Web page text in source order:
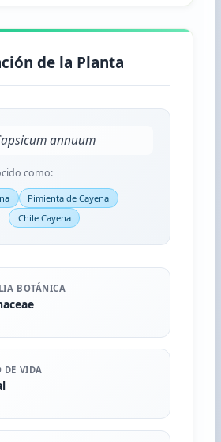
de la Planta
annuum
como:
Pimienta de Cayena
Chile Cayena
BOTÁNICA
DE VIDA